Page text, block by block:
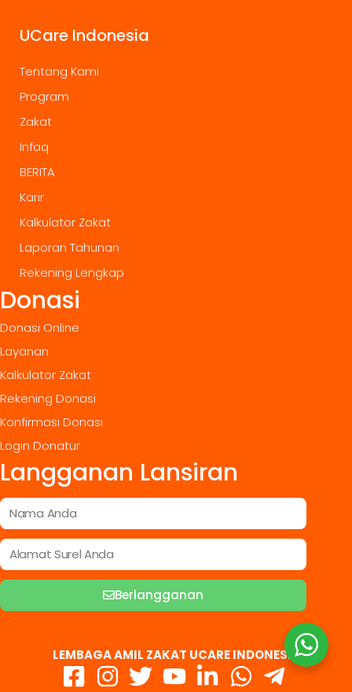
UCare Indonesia
Tentang Kami
Program
Zakat
Infaq
BERITA
Karir
Kalkulator Zakat
Laporan Tahunan
Rekening Lengkap
Donasi
Donasi Online
Layanan
Kalkulator Zakat
Rekening Donasi
Konfirmasi Donasi
Login Donatur
Langganan Lansiran
Berlangganan
LEMBAGA AMIL ZAKAT UCARE INDONESIA